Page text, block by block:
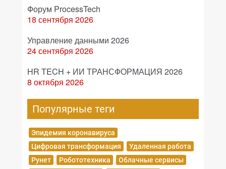
Форум ProcessTech
18 сентября 2026
Управление данными 2026
24 сентября 2026
HR TECH + ИИ ТРАНСФОРМАЦИЯ 2026
8 октября 2026
Популярные теги
Эпидемия коронавируса
Цифровая трансформация
Удаленная работа
Рунет
Робототехника
Облачные сервисы